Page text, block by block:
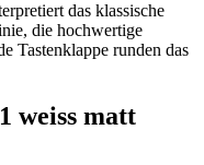
das klassische
die hochwertige
Tastenklappe runden das
weiss matt